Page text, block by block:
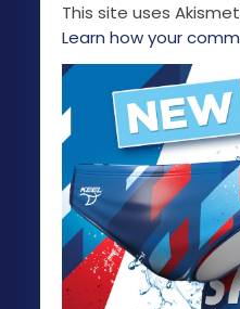
This site uses
Learn how your